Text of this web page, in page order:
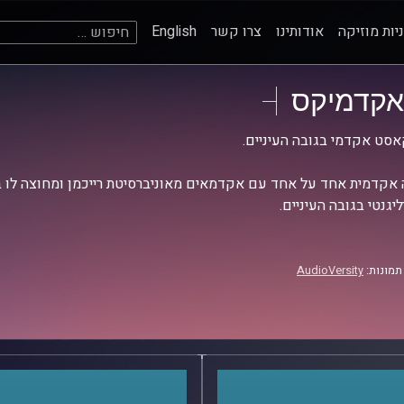
מוזיקה אודותינו צרו קשר English חיפוש:
אקדמיקס
אקדמי בגובה העיניים.
אקדמית אחד על אחד עם אקדמאים מאוניברסיטת רייכמן ומחוצה לו
בגובה העיניים.
AudioVersity